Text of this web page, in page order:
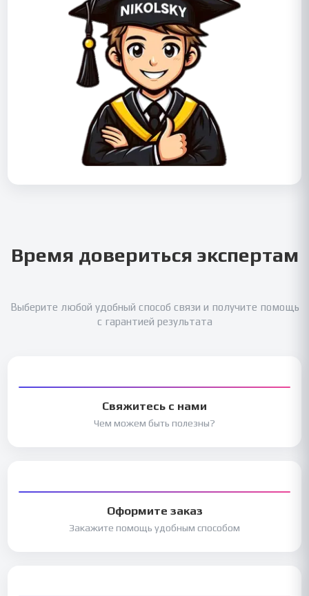
Время довериться экспертам
Выберите любой удобный способ связи и получите помощь
с гарантией результата
Свяжитесь с нами
Чем можем быть полезны?
Оформите заказ
Закажите помощь удобным способом